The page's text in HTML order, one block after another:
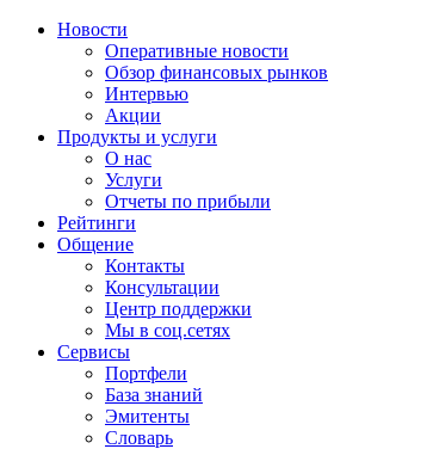
Новости
Оперативные новости
Обзор финансовых рынков
Интервью
Акции
Продукты и услуги
О нас
Услуги
Отчеты по прибыли
Рейтинги
Общение
Контакты
Консультации
Центр поддержки
Мы в соц.сетях
Сервисы
Портфели
База знаний
Эмитенты
Словарь